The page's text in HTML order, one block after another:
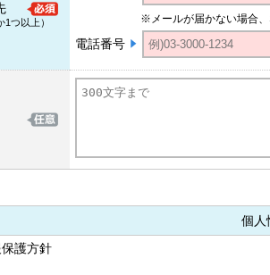
1つ以上） ※メールが届かない場合、
電話番号
個人
護方針